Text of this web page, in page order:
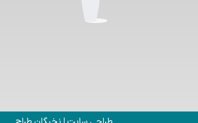
طراحی سایت | نخبگان طراح